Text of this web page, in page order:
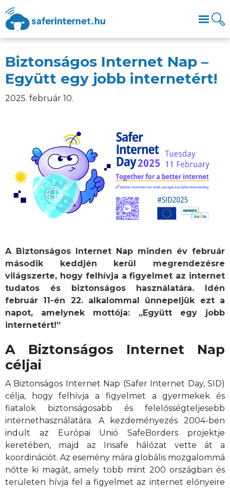
Biztonságos Internet Nap –
Együtt egy jobb internetért!
2025. február 10.
A Biztonságos Internet Nap minden év február
második keddjén kerül megrendezésre
világszerte, hogy felhívja a figyelmet az internet
tudatos és biztonságos használatára. Idén
február 11-én 22. alkalommal ünnepeljük ezt a
napot, amelynek mottója: „Együtt egy jobb
internetért!”
A Biztonságos Internet Nap
céljai
A Biztonságos Internet Nap (Safer Internet Day, SID)
célja, hogy felhívja a figyelmet a gyermekek és
fiatalok biztonságosabb és felelősségteljesebb
internethasználatára. A kezdeményezés 2004-ben
indult az Európai Unió SafeBorders projektje
keretében, majd az Insafe hálózat vette át a
koordinációt. Az esemény mára globális mozgalommá
nőtte ki magát, amely több mint 200 országban és
területen hívja fel a figyelmet az internet előnyeire